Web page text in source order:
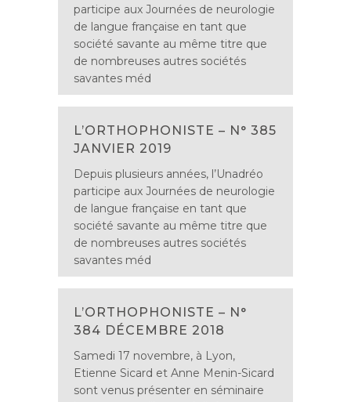
participe aux Journées de neurologie
de langue française en tant que
société savante au même titre que
de nombreuses autres sociétés
savantes méd
L’ORTHOPHONISTE – N° 385
JANVIER 2019
Depuis plusieurs années, l’Unadréo
participe aux Journées de neurologie
de langue française en tant que
société savante au même titre que
de nombreuses autres sociétés
savantes méd
L’ORTHOPHONISTE – N°
384 DÉCEMBRE 2018
Samedi 17 novembre, à Lyon,
Etienne Sicard et Anne Menin-Sicard
sont venus présenter en séminaire